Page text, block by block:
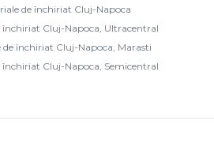
de închiriat Cluj-Napoca
închiriat Cluj-Napoca, Ultracentral
de închiriat Cluj-Napoca, Marasti
închiriat Cluj-Napoca, Semicentral